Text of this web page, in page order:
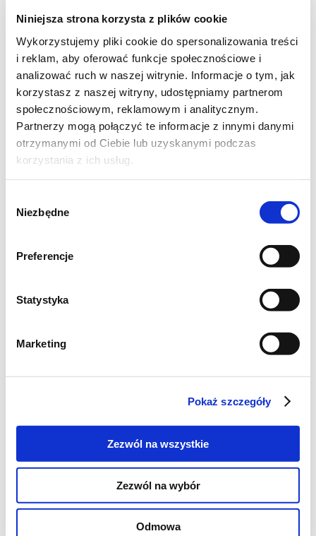
Niniejsza strona korzysta z plików cookie
Wykorzystujemy pliki cookie do spersonalizowania treści
i reklam, aby oferować funkcje społecznościowe i
analizować ruch w naszej witrynie. Informacje o tym, jak
korzystasz z naszej witryny, udostępniamy partnerom
społecznościowym, reklamowym i analitycznym.
Partnerzy mogą połączyć te informacje z innymi danymi
otrzymanymi od Ciebie lub uzyskanymi podczas
korzystania z ich usług.
zgody
Niezbędne
Preferencje
Statystyka
Marketing
Pokaż szczegóły
Zezwól na wszystkie
Zezwól na wybór
Odmowa
*200g dobrej jakości czekolady gorzkiej ( ja
dałam mleczną)
*2/3 kostki masła
*niecała szklanka cukru
*szklanka mąki
*500g serka śmietankowego (dałam gotowy
*1 łyżeczka esencji waniliowej
*ok. 100g wiórków kokosowych
*4 łyżki cukru pudru